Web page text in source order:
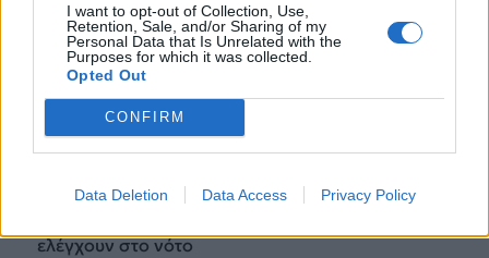
I want to opt-out of Collection, Use,
Retention, Sale, and/or Sharing of my
Personal Data that Is Unrelated with the
Purposes for which it was collected.
Opted Out
CONFIRM
Data Deletion Data Access Privacy Policy
ΚΟΣΜΟΣ
Λίβανος: Το Ισραήλ δεν προσδιορίζει
τις νέες «πιλοτικές ζώνες» όπου θα
αποσυρθεί ο στρατός
ισραηλινά στρατεύματα θα παραδίδουν στη
ελέγχουν στο νότο